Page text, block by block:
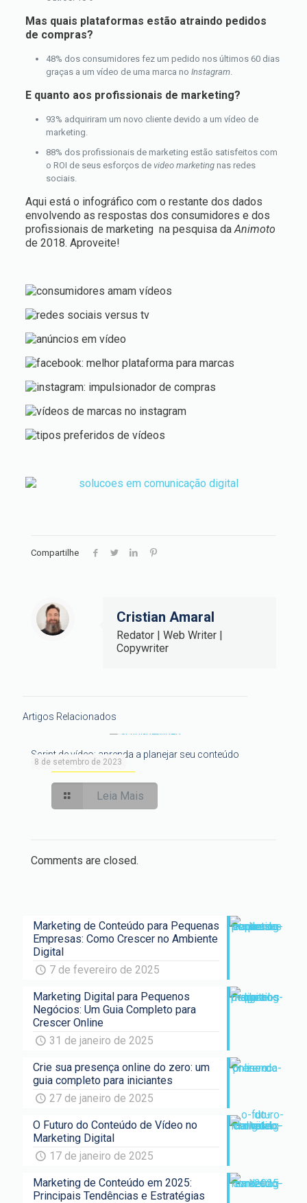
Mas quais plataformas estão atraindo pedidos
de compras?
48% dos consumidores fez um pedido nos últimos 60 dias
graças a um vídeo de uma marca no Instagram.
E quanto aos profissionais de marketing?
93% adquiriram um novo cliente devido a um vídeo de
marketing.
88% dos profissionais de marketing estão satisfeitos com
o ROI de seus esforços de video marketingnas redes
sociais.
Aqui está o infográfico com o restante dos dados
envolvendo as respostas dos consumidores e dos
profissionais de marketing na pesquisa daAnimoto
de 2018. Aproveite!
Compartilhe
Cristian Amaral
Redator | Web Writer |
Copywriter
Artigos Relacionados
8 de setembro de 2023
Script de vídeo: aprenda a planejar seu conteúdo
Leia Mais
Comments are closed.
Marketing de Conteúdo para Pequenas
Empresas: Como Crescer no Ambiente
Digital
7 de fevereiro de 2025
Marketing Digital para Pequenos
Negócios: Um Guia Completo para
Crescer Online
31 de janeiro de 2025
Crie sua presença online do zero: um
guia completo para iniciantes
27 de janeiro de 2025
O Futuro do Conteúdo de Vídeo no
Marketing Digital
17 de janeiro de 2025
Marketing de Conteúdo em 2025:
Principais Tendências e Estratégias